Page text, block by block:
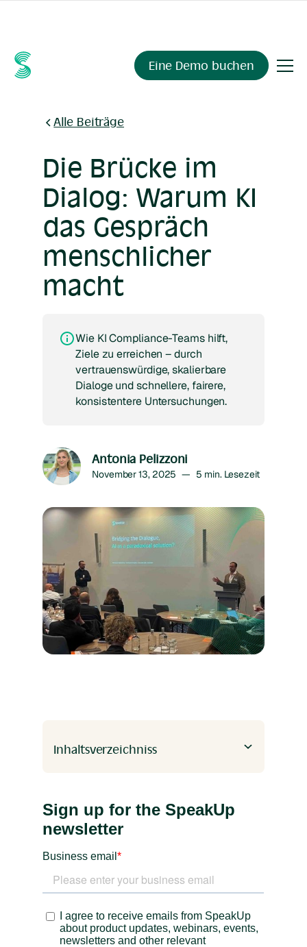
Eine Demo buchen
Alle Beiträge
Die Brücke im
Dialog: Warum KI
das Gespräch
menschlicher
macht
Wie KI Compliance-Teams hilft,
Ziele zu erreichen – durch
vertrauenswürdige, skalierbare
Dialoge und schnellere, fairere,
konsistentere Untersuchungen.
Antonia Pelizzoni
November 13, 2025 — 5 min. Lesezeit
Inhaltsverzeichniss
Heading 3